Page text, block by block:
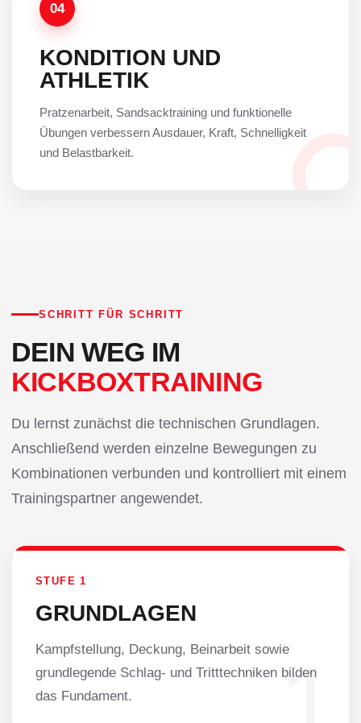
04
KONDITION UND
ATHLETIK
Pratzenarbeit, Sandsacktraining und funktionelle
Übungen verbessern Ausdauer, Kraft, Schnelligkeit
und Belastbarkeit.
SCHRITT FÜR SCHRITT
DEIN WEG IM
KICKBOXTRAINING
Du lernst zunächst die technischen Grundlagen.
Anschließend werden einzelne Bewegungen zu
Kombinationen verbunden und kontrolliert mit einem
Trainingspartner angewendet.
STUFE 1
GRUNDLAGEN
Kampfstellung, Deckung, Beinarbeit sowie
grundlegende Schlag- und Tritttechniken bilden
das Fundament.